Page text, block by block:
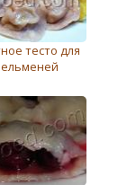
тесто для